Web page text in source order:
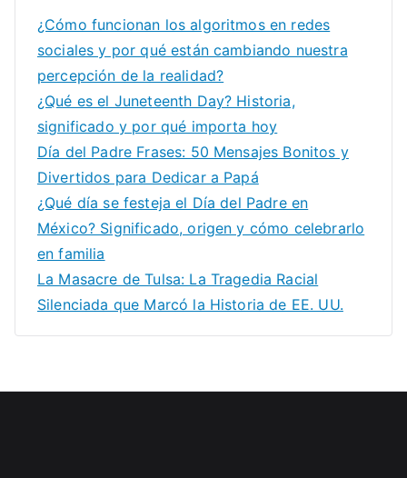
¿Cómo funcionan los algoritmos en redes
sociales y por qué están cambiando nuestra
percepción de la realidad?
¿Qué es el Juneteenth Day? Historia,
significado y por qué importa hoy
Día del Padre Frases: 50 Mensajes Bonitos y
Divertidos para Dedicar a Papá
¿Qué día se festeja el Día del Padre en
México? Significado, origen y cómo celebrarlo
en familia
La Masacre de Tulsa: La Tragedia Racial
Silenciada que Marcó la Historia de EE. UU.